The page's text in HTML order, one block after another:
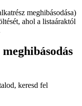
meghibásodása)
ahol a listaáraktól
keresd fel